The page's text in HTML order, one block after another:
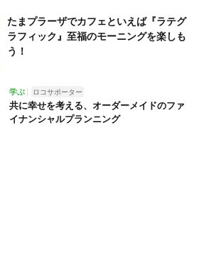
たまプラーザでカフェといえば『ラテグ
ラフィック』至福のモーニングを楽しも
う！
学ぶ ロコサポーター
共に幸せを考える、オーダーメイドのファ
イナンシャルプランニング